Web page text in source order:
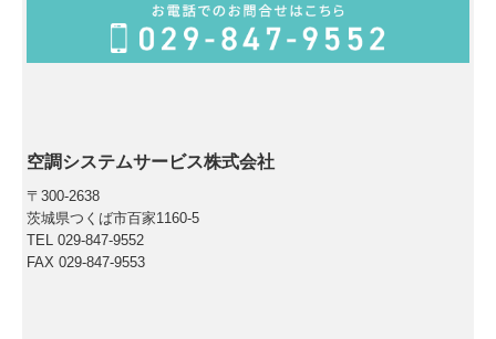
空調システムサービス株式会社
〒300-2638
茨城県つくば市百家1160-5
TEL029-847-9552
FAX029-847-9553